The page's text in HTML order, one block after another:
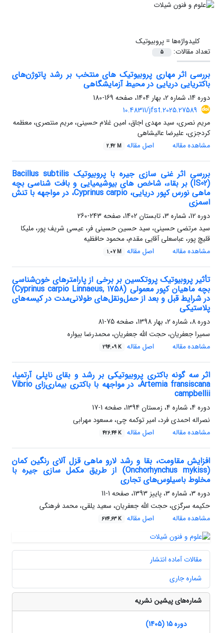
کلیدواژه‌ها =پروبیوتیک
تعداد مقالات:
5
بررسی اثر مهاری پروبیوتیک ‌های منتخب بر رشد پاتوژن‌های
باکتریایی دریایی در محیط آزمایشگاهی
دوره 14، شماره 2، بهار 1404، صفحه
169-180
10.48311/jfst.2025.27589
مریم نصری، سید مهدی اجاق، امین غلام حسینی، مریم منتصری، معظمه
کردجزی، علیرضا عالیشاهی
مشاهده مقاله
اصل مقاله 2.42 M
بررسی اثر غنی سازی جیره با پروبیوتیک Bacillus subtilis
(IS02) بر بقاء، شاخص های بیوشیمیایی و بافت شناسی بچه
ماهی نورس کپور دریایی، Cyprinus carpio، در مواجهه با تنش
اسمزی
دوره 12، شماره 3، تابستان 1402، صفحه
243-260
سید مرتضی حسینی، سید حسین حسینی فر، عیسی شریف پور، ملیکا
قلیچ پور، عباسعلی آقایی مقدم، محمود حافظیه
مشاهده مقاله
اصل مقاله 1.07 M
تأثیر پروبیوتیک پروتکسین بر برخی از پارامترهای خون‌شناسی
بچه ماهیان کپور معمولی (Cyprinus carpio Linnaeus, 1758)
در شرایط قبل و بعد از حمل‌ونقل‌های طولانی‌مدت در کیسه‌های
پلاستیکی
دوره 8، شماره 2، بهار 1398، صفحه
75-81
سمیرا جعفریان، حجت الله جعفریان، محمدرضا بیواره
مشاهده مقاله
اصل مقاله 294.09 K
اثر سه گونه باکتری پروبیوتیکی بر رشد و بقای ناپلی آرتمیا،
Artemia fransiscana، در مواجهه با باکتری بیماری‌زای Vibrio
campbellii
دوره 4، شماره 4، زمستان 1394، صفحه
1-17
نصراله احمدی فرد، امیر توکمه چی، مسعود مهرابی
مشاهده مقاله
اصل مقاله 426.44 K
افزایش مقاومت، بقا و رشد لارو ماهی قزل آلای رنگین کمان
(Onchorhynchus mykiss) از طریق مکمل سازی جیره با
مخلوط باسیلوس‌های تجاری
دوره 3، شماره 3، پاییز 1393، صفحه
1-11
حکیمه سرگزی، حجت الله جعفریان، سعید یلقی، محمد فرهنگی
مشاهده مقاله
اصل مقاله 674.63 K
مقالات آماده انتشار
شماره جاری
شماره‌های پیشین نشریه
دوره 15 (1405)